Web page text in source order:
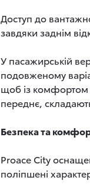
Доступ до
завдяки заднім
У пасажирській
подовженому
щоб із комфортом
переднє,
Безпека та
Proace City
поліпшені